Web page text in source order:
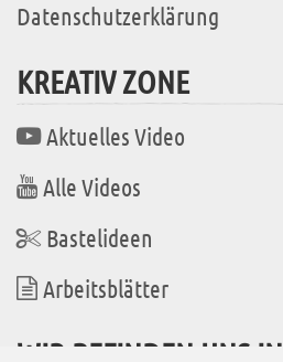
Datenschutzerklärung
KREATIV ZONE
Aktuelles Video
Alle Videos
Bastelideen
Arbeitsblätter
WIR BEFINDEN UNS IN